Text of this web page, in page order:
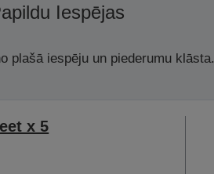
Iespējas
plašā iespēju un piederumu klāsta.
x 5